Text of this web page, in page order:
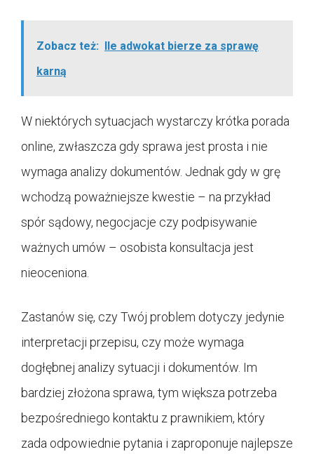
Zobacz też: Ile adwokat bierze za sprawę
karną
W niektórych sytuacjach wystarczy krótka porada
online, zwłaszcza gdy sprawa jest prosta i nie
wymaga analizy dokumentów. Jednak gdy w grę
wchodzą poważniejsze kwestie – na przykład
spór sądowy, negocjacje czy podpisywanie
ważnych umów – osobista konsultacja jest
nieoceniona.
Zastanów się, czy Twój problem dotyczy jedynie
interpretacji przepisu, czy może wymaga
dogłębnej analizy sytuacji i dokumentów. Im
bardziej złożona sprawa, tym większa potrzeba
bezpośredniego kontaktu z prawnikiem, który
zada odpowiednie pytania i zaproponuje najlepsze